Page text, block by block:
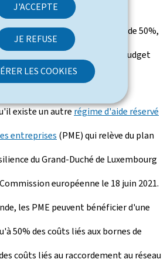
J'ACCEPTE
JE REFUSE
LES COOKIES
ouvert à tout type
intensité d'aide maximale de 50%,
2023 au 1er mars 2024. Le budget
millions d'euros.
existe un autrerégime d'aide réservé
entreprises (PME) qui relève du plan
du Grand-Duché de Luxembourg
européenne le 18 juin 2021.
les PME peuvent bénéficier d'une
50% des coûts liés aux bornes de
coûts liés au raccordement au réseau